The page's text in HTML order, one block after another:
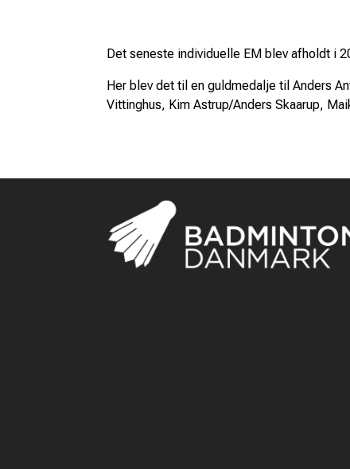
Det seneste individuelle EM blev afholdt i
Her blev det til en guldmedalje til Anders
Vittinghus, Kim Astrup/Anders Skaarup,